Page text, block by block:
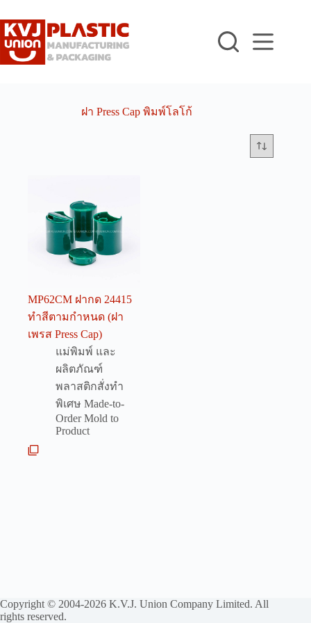
to
content
ฝา Press Cap พิมพ์โลโก้
MP62CM ฝากด 24415
ทำสีตามกำหนด (ฝา
เพรส Press Cap)
แม่พิมพ์ และ
ผลิตภัณฑ์
พลาสติกสั่งทำ
พิเศษ Made-to-
Order Mold to
Product
Copyright © 2004-2026 K.V.J. Union Company Limited. All
rights reserved.